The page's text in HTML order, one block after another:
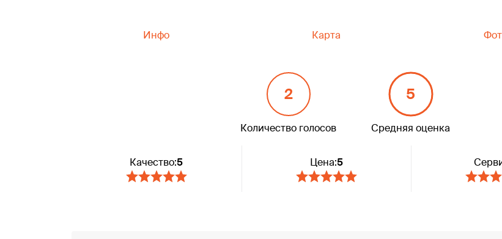
Инфо Карта
2
Количество голосов
5
Средняя оценка
Качество:5 Цена:5